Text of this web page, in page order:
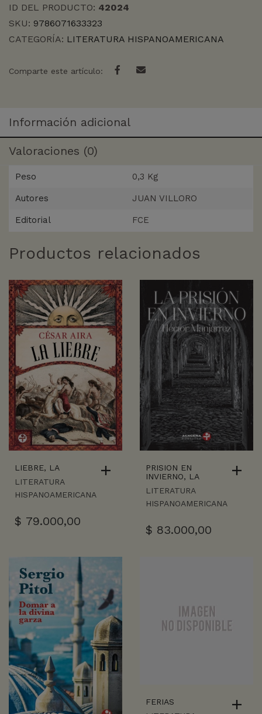
ID DEL PRODUCTO: 42024
SKU: 9786071633323
CATEGORÍA: LITERATURA HISPANOAMERICANA
Comparte este artículo:
Información adicional
Valoraciones (0)
Peso 0,3 Kg
Autores JUAN VILLORO
Editorial FCE
Productos relacionados
LIEBRE, LA
LITERATURA
HISPANOAMERICANA
$ 79.000,00
PRISION EN
INVIERNO, LA
LITERATURA
HISPANOAMERICANA
$ 83.000,00
FERIAS